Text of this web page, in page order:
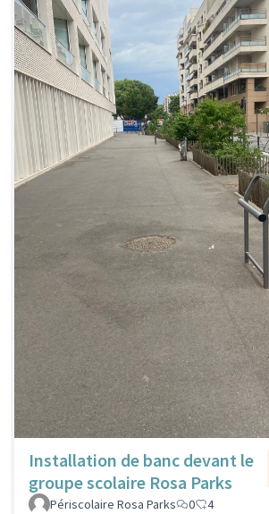
Installation de banc devant le
groupe scolaire Rosa Parks
Périscolaire Rosa Parks
0 4